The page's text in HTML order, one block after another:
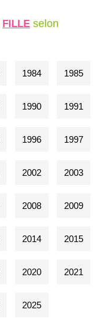
FILLEselon
1984 1985
1990 1991
1996 1997
2002 2003
2008 2009
2014 2015
2020 2021
2025